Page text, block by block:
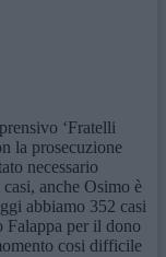
‘Fratelli
la prosecuzione
necessario
anche Osimo è
abbiamo 352 casi
Falappa per il dono
cosi difficile